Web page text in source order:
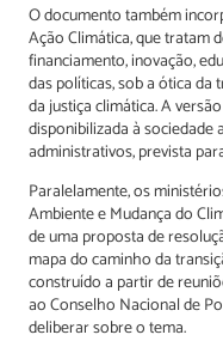
O documento também
Ação Climática, que tratam
financiamento, inovação,
das políticas, sob a ótica da
da justiça climática. A
disponibilizada à sociedade
administrativos, prevista
Paralelamente, os
Ambiente e Mudança do
de uma proposta de
mapa do caminho da
construído a partir de
ao Conselho Nacional de
deliberar sobre o tema.